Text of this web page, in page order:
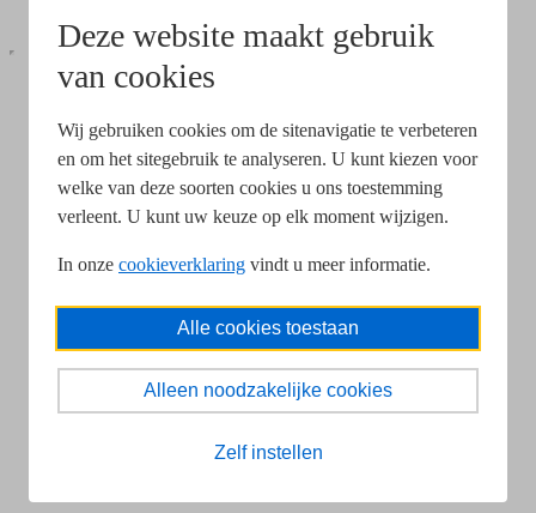
Deze website maakt gebruik
van cookies
Wij gebruiken cookies om de sitenavigatie te verbeteren
en om het sitegebruik te analyseren. U kunt kiezen voor
welke van deze soorten cookies u ons toestemming
verleent. U kunt uw keuze op elk moment wijzigen.
In onze cookieverklaring vindt u meer informatie.
Alle cookies toestaan
Alleen noodzakelijke cookies
Zelf instellen